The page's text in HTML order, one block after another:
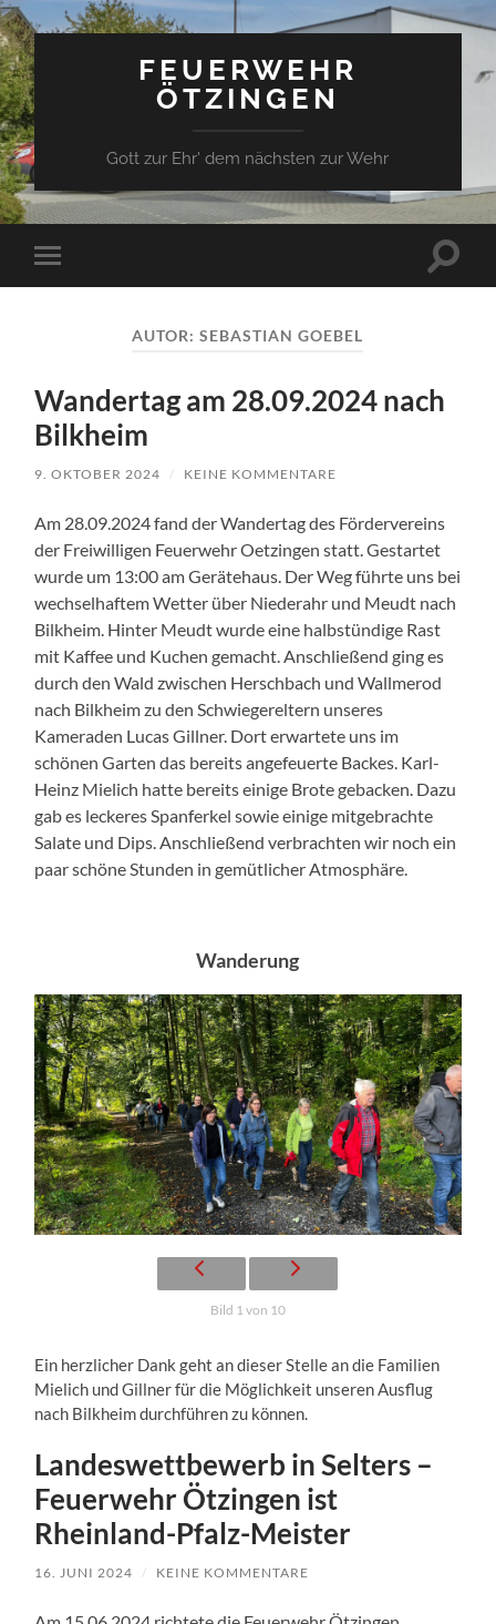
FEUERWEHR
ÖTZINGEN
Gott zur Ehr' dem nächsten zur Wehr
Mobile-
Menü
AUTOR:SEBASTIAN GOEBEL
Wandertag am 28.09.2024 nach
Bilkheim
9. OKTOBER 2024 / KEINE KOMMENTARE
Am 28.09.2024 fand der Wandertag des Fördervereins
der Freiwilligen Feuerwehr Oetzingen statt. Gestartet
wurde um 13:00 am Gerätehaus. Der Weg führte uns bei
wechselhaftem Wetter über Niederahr und Meudt nach
Bilkheim. Hinter Meudt wurde eine halbstündige Rast
mit Kaffee und Kuchen gemacht. Anschließend ging es
durch den Wald zwischen Herschbach und Wallmerod
nach Bilkheim zu den Schwiegereltern unseres
Kameraden Lucas Gillner. Dort erwartete uns im
schönen Garten das bereits angefeuerte Backes. Karl-
Heinz Mielich hatte bereits einige Brote gebacken. Dazu
gab es leckeres Spanferkel sowie einige mitgebrachte
Salate und Dips. Anschließend verbrachten wir noch ein
paar schöne Stunden in gemütlicher Atmosphäre.
Wanderung
Bild 1 von 10
Ein herzlicher Dank geht an dieser Stelle an die Familien
Mielich und Gillner für die Möglichkeit unseren Ausflug
nach Bilkheim durchführen zu können.
Landeswettbewerb in Selters –
Feuerwehr Ötzingen ist
Rheinland-Pfalz-Meister
16. JUNI 2024 / KEINE KOMMENTARE